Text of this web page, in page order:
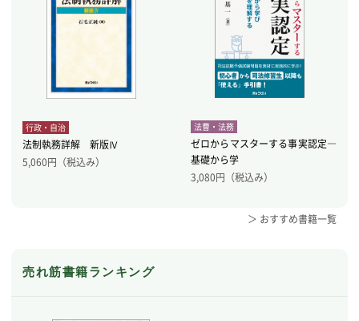
行政・自治
法制執務詳解 新版Ⅳ
5,060円（税込み）
法曹・法務
ゼロからマスターする事実認定―
基礎から学
3,080円（税込み）
＞ おすすめ書籍一覧
売れ筋書籍ランキング